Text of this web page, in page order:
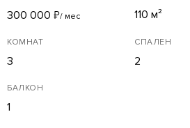
300 000 ₽/ мес 110 м²
КОМНАТ
3
СПАЛЕН
2
БАЛКОН
1